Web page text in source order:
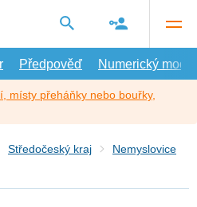
Předpověď Numerický model
místy přeháňky nebo bouřky,
Středočeský kraj
Nemyslovice